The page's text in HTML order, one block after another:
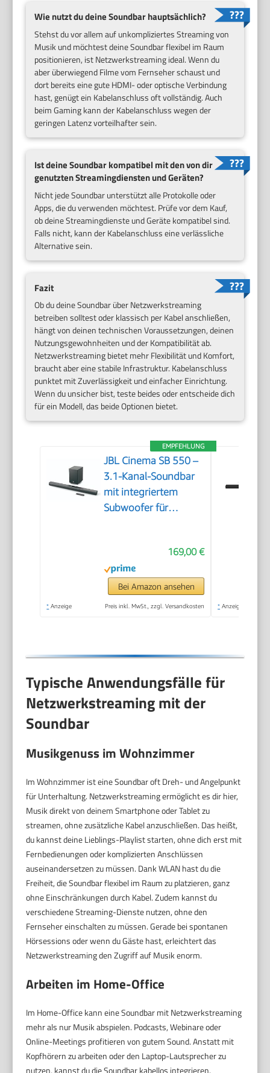
Wie nutzt du deine Soundbar hauptsächlich?
Stehst du vor allem auf unkompliziertes Streaming von
Musik und möchtest deine Soundbar flexibel im Raum
positionieren, ist Netzwerkstreaming ideal. Wenn du
aber überwiegend Filme vom Fernseher schaust und
dort bereits eine gute HDMI- oder optische Verbindung
hast, genügt ein Kabelanschluss oft vollständig. Auch
beim Gaming kann der Kabelanschluss wegen der
geringen Latenz vorteilhafter sein.
Ist deine Soundbar kompatibel mit den von dir
genutzten Streamingdiensten und Geräten?
Nicht jede Soundbar unterstützt alle Protokolle oder
Apps, die du verwenden möchtest. Prüfe vor dem Kauf,
ob deine Streamingdienste und Geräte kompatibel sind.
Falls nicht, kann der Kabelanschluss eine verlässliche
Alternative sein.
Fazit
Ob du deine Soundbar über Netzwerkstreaming
betreiben solltest oder klassisch per Kabel anschließen,
hängt von deinen technischen Voraussetzungen, deinen
Nutzungsgewohnheiten und der Kompatibilität ab.
Netzwerkstreaming bietet mehr Flexibilität und Komfort,
braucht aber eine stabile Infrastruktur. Kabelanschluss
punktet mit Zuverlässigkeit und einfacher Einrichtung.
Wenn du unsicher bist, teste beides oder entscheide dich
für ein Modell, das beide Optionen bietet.
EMPFEHLUNG
JBL Cinema SB 550 –
3.1-Kanal-Soundbar
mit integriertem
Subwoofer für
Bluetooth-Musik-
Streaming und Dolby
Audio – Schwarz
169,00 €
Bei Amazon ansehen
* Anzeige Preis inkl. MwSt., zzgl. Versandkosten * Anzeige
Typische Anwendungsfälle für
Netzwerkstreaming mit der
Soundbar
Musikgenuss im Wohnzimmer
Im Wohnzimmer ist eine Soundbar oft Dreh- und Angelpunkt
für Unterhaltung. Netzwerkstreaming ermöglicht es dir hier,
Musik direkt von deinem Smartphone oder Tablet zu
streamen, ohne zusätzliche Kabel anzuschließen. Das heißt,
du kannst deine Lieblings-Playlist starten, ohne dich erst mit
Fernbedienungen oder komplizierten Anschlüssen
auseinandersetzen zu müssen. Dank WLAN hast du die
Freiheit, die Soundbar flexibel im Raum zu platzieren, ganz
ohne Einschränkungen durch Kabel. Zudem kannst du
verschiedene Streaming-Dienste nutzen, ohne den
Fernseher einschalten zu müssen. Gerade bei spontanen
Hörsessions oder wenn du Gäste hast, erleichtert das
Netzwerkstreaming den Zugriff auf Musik enorm.
Arbeiten im Home-Office
Im Home-Office kann eine Soundbar mit Netzwerkstreaming
mehr als nur Musik abspielen. Podcasts, Webinare oder
Online-Meetings profitieren von gutem Sound. Anstatt mit
Kopfhörern zu arbeiten oder den Laptop-Lautsprecher zu
nutzen, kannst du die Soundbar kabellos integrieren.